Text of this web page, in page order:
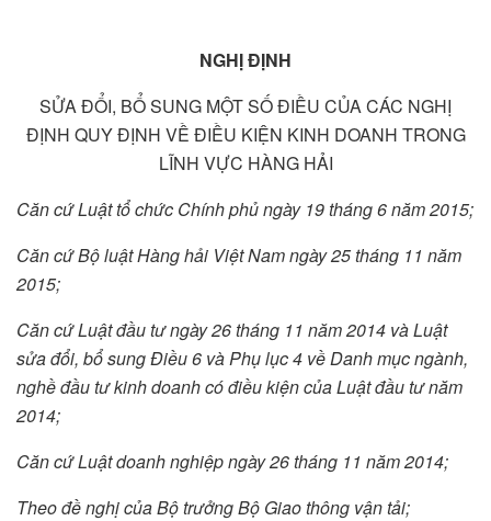
NGHỊ ĐỊNH
SỬA ĐỔI, BỔ SUNG MỘT SỐ ĐIỀU CỦA CÁC NGHỊ
ĐỊNH QUY ĐỊNH VỀ ĐIỀU KIỆN KINH DOANH TRONG
LĨNH VỰC HÀNG HẢI
Căn cứ Luật tổ chức Chính phủ ngày 19 tháng 6 năm 2015;
Căn cứ Bộ luật Hàng hải Việt Nam ngày 25 tháng 11 năm
2015;
Căn cứ Luật đầu tư ngày 26 tháng 11 năm 2014 và Luật
sửa đổi, bổ sung Điều 6 và Phụ lục 4 về Danh mục ngành,
nghềđầu tư kinh doanh có điều kiện của Luật đầu tư năm
2014;
Căn cứ Luật doanh nghiệp ngày 26 tháng 11 năm 2014;
Theo đề nghị của Bộ trưởng Bộ Giao thông vận tải;